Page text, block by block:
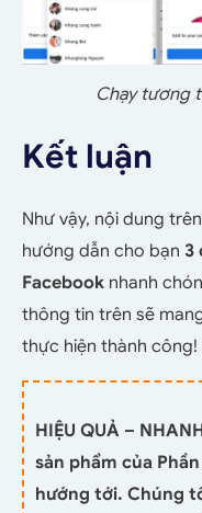
Chạy tương
Kết luận
Như vậy, nội dung
hướng dẫn cho bạn 3
Facebook nhanh
thông tin trên sẽ
thực hiện thành công!
HIỆU QUẢ –
sản phẩm của
hướng tới. Chúng